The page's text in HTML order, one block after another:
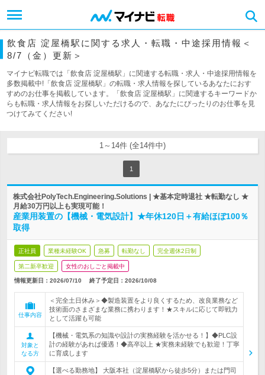
飲食店 淀屋橋駅に関する求人・転職・中途採用情報＜
8/7（金）更新＞
マイナビ転職では「飲食店 淀屋橋駅」に関連する転職・求人・中途採用情報を
多数掲載中!「飲食店 淀屋橋駅」の転職・求人情報を探しているあなたにおす
すめのお仕事を掲載しています。「飲食店 淀屋橋駅」に関連するキーワードか
らも転職・求人情報をお探しいただけるので、あなたにぴったりのお仕事を見
つけてみてください!
1～14件 (全14件中)
1
株式会社PolyTech.Engineering.Solutions | ★基本定時退社 ★転勤なし ★
月給30万円以上も実現可能！
産業用装置の【機械・電気設計】★年休120日＋有給ほぼ100％
取得
正社員 業種未経験OK 急募 転勤なし 完全週休2日制
第二新卒歓迎 女性のおしごと掲載中
情報更新日：2026/07/10 終了予定日： 2026/10/08
仕事内容
＜完全土日休み＞◆製造装置をより良くするため、改良業務など
技術面のさまざまな業務に携わります！★スキルに応じて即戦力
として活躍も可能
対象と
なる方
【機械・電気系の知識や設計の実務経験を活かせる！】◆PLC設
計の経験があれば優遇！◆高卒以上 ★実務未経験でも歓迎！丁寧
に育成します
【選べる勤務地】 大阪本社（淀屋橋駅から徒歩5分）または門司